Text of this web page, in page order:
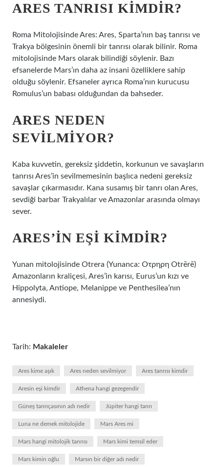
ARES TANRISI KIMDIR?
Roma Mitolojisinde Ares: Ares, Sparta’nın baş tanrısı ve
Trakya bölgesinin önemli bir tanrısı olarak bilinir. Roma
mitolojisinde Mars olarak bilindiği söylenir. Bazı
efsanelerde Mars’ın daha az insani özelliklere sahip
olduğu söylenir. Efsaneler ayrıca Roma’nın kurucusu
Romulus’un babası olduğundan da bahseder.
ARES NEDEN
SEVILMIYOR?
Kaba kuvvetin, gereksiz şiddetin, korkunun ve savaşların
tanrısı Ares’in sevilmemesinin başlıca nedeni gereksiz
savaşlar çıkarmasıdır. Kana susamış bir tanrı olan Ares,
sevdiği barbar Trakyalılar ve Amazonlar arasında olmayı
sever.
ARES’IN EŞI KIMDIR?
Yunan mitolojisinde Otrera (Yunanca: Οτρηρη Otrērē)
Amazonların kraliçesi, Ares’in karısı, Eurus’un kızı ve
Hippolyta, Antiope, Melanippe ve Penthesilea’nın
annesiydi.
Tarih: Makaleler
Ares kime aşık Ares neden sevilmiyor Ares tanrısı kimdir
Aresin eşi kimdir Athena hangi gezegendir
Güneş tanrıçasının adı nedir Jüpiter hangi tanrı
Luna ne demek mitolojide Mars Ares mi
Mars hangi mitolojik tanrısı Mars kimi temsil eder
Mars kimin oğlu Marsın bir diğer adı nedir